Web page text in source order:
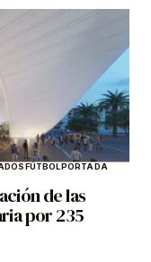
FÚTBOLPORTADA
de las
por 235